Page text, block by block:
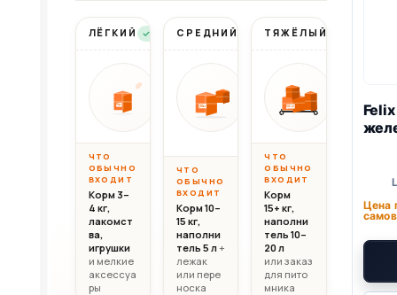
Felix
Цена
ЛЁГКИЙ Бесплатно
10кг
Вес до 10 кг
10 000 ₸
ЧТО
ОБЫЧНО
ВХОДИТ
Корм 3–
4 кг,
лакомст
ва,
игрушки
и мелкие
аксессуа
ры
СРЕДНИЙ Бесплатно
20кг
Вес 10–20 кг
20 000 ₸
ЧТО
ОБЫЧНО
ВХОДИТ
Корм 10–
15 кг,
наполни
тель 5 л+
лежак
или пере
носка
ТЯЖЁЛЫЙ
30+кг 30
ЧТО
ОБЫЧНО
ВХОДИТ
Корм
15+ кг,
наполни
тель 10–
20 л
или заказ
для пито
мника